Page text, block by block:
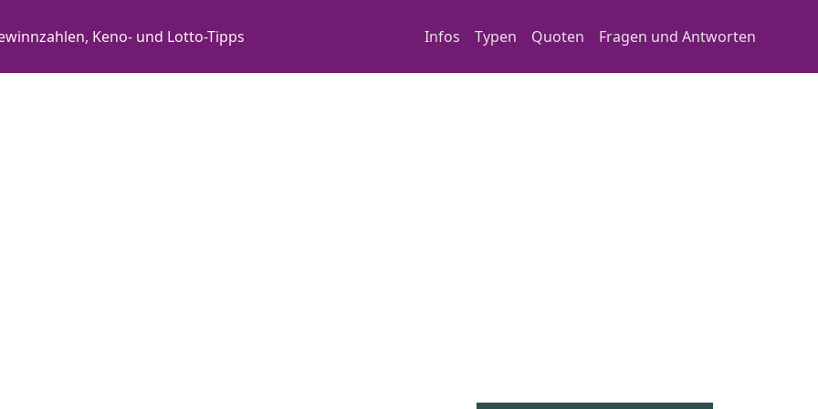
Keno- und Lotto-Tipps Main navigation
Infos Typen Quoten Fragen und Antworten